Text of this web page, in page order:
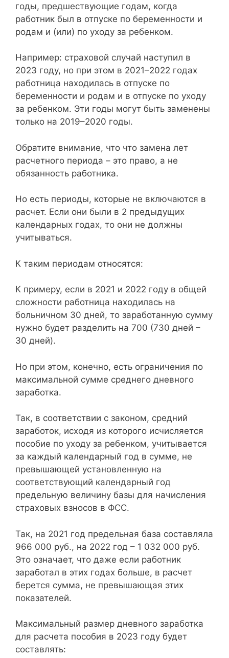
годы, предшествующие годам, когда
работник был в отпуске по беременности и
родам и (или) по уходу за ребенком.
Например: страховой случай наступил в
2023 году, но при этом в 2021–2022 годах
работница находилась в отпуске по
беременности и родам и в отпуске по уходу
за ребенком. Эти годы могут быть заменены
только на 2019–2020 годы.
Обратите внимание, что что замена лет
расчетного периода – это право, а не
обязанность работника.
Но есть периоды, которые не включаются в
расчет. Если они были в 2 предыдущих
календарных годах, то они не должны
учитываться.
К таким периодам относятся:
К примеру, если в 2021 и 2022 году в общей
сложности работница находилась на
больничном 30 дней, то заработанную сумму
нужно будет разделить на 700 (730 дней –
30 дней).
Но при этом, конечно, есть ограничения по
максимальной сумме среднего дневного
заработка.
Так, в соответствии с законом, средний
заработок, исходя из которого исчисляется
пособие по уходу за ребенком, учитывается
за каждый календарный год в сумме, не
превышающей установленную на
соответствующий календарный год
предельную величину базы для начисления
страховых взносов в ФСС.
Так, на 2021 год предельная база составляла
966 000 руб., на 2022 год – 1 032 000 руб.
Это означает, что даже если работник
заработал в этих годах больше, в расчет
берется сумма, не превышающая этих
показателей.
Максимальный размер дневного заработка
для расчета пособия в 2023 году будет
составлять: